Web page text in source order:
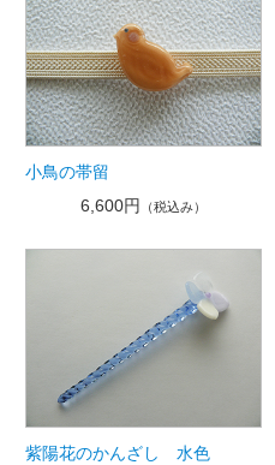
小鳥の帯留
6,600円
（税込み）
紫陽花のかんざし 水色